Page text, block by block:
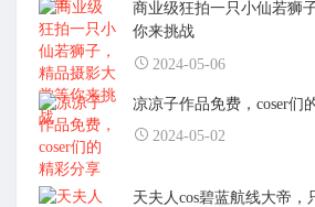
商业级狂拍一只小仙若狮
你来挑战
2024-05-06
凉凉子作品免费，coser们
2024-05-02
天夫人cos碧蓝航线大帝